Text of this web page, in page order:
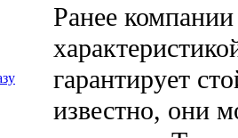
Ранее
гарантирует
известно, они